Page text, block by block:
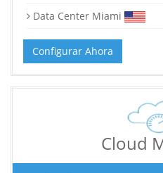
Data Center Miami
Configurar Ahora
Cloud